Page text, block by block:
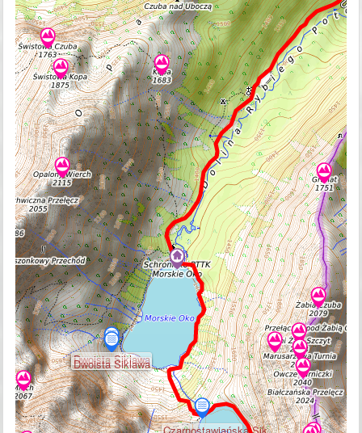
Dwoista Siklawa
Dwoista Siklawa